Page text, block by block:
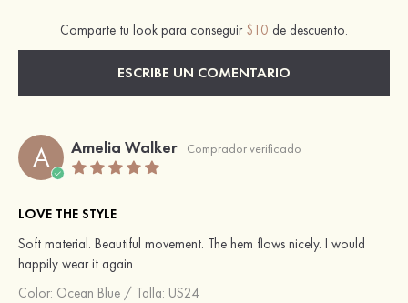
Comparte tu look para conseguir $10 de descuento.
ESCRIBE UN COMENTARIO
A Amelia Walker Comprador verificado
LOVE THE STYLE
Soft material. Beautiful movement. The hem flows nicely. I would
happily wear it again.
Color: Ocean Blue / Talla: US24